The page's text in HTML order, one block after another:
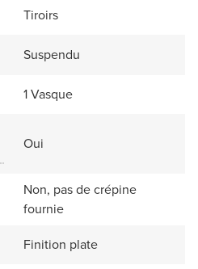
Tiroirs
Suspendu
1 Vasque
Oui
Non, pas de crépine
fournie
Finition plate